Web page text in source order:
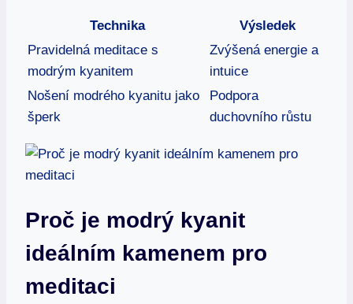
Technika
Výsledek
Pravidelná meditace s
modrým kyanitem
Zvýšená energie a
intuice
Nošení modrého kyanitu jako
šperk
Podpora
duchovního růstu
Proč je modrý kyanit
ideálním kamenem pro
meditaci